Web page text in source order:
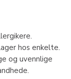
hos enkelte.
og uvennlige